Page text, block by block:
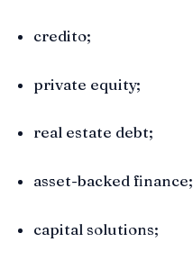
credito;
private equity;
real estate debt;
asset-backed finance;
capital solutions;